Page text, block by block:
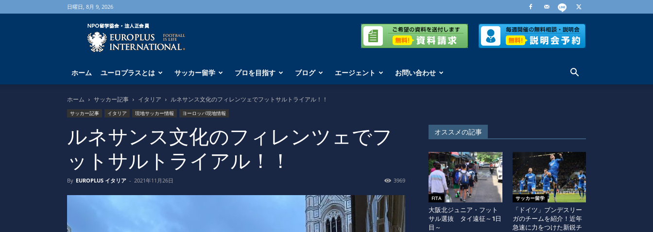
日曜日, 8月 9, 2026
海
外
サ
ー
学
な
ら
ー
ラ
ス
ホーム ユーロプラスとは サッカー留学 プロを目指す ブログ エージェント お問い合わせ
ホーム サッカー記事 イタリア ルネサンス文化のフィレンツェでフットサルトライアル！！
サッカー記事 イタリア 現地サッカー情報 ヨーロッパ現地情報
ルネサンス文化のフィレンツェでフ
ットサルトライアル！！
By EUROPLUS イタリア - 2021年11月26日 3969
オススメの記事
FITA
大阪北ジュニア・フット
サル選抜 タイ遠征～1日
目～
サッカー留学
「ドイツ」ブンデスリー
ガのチームを紹介！近年
急速に力をつけた新鋭チ